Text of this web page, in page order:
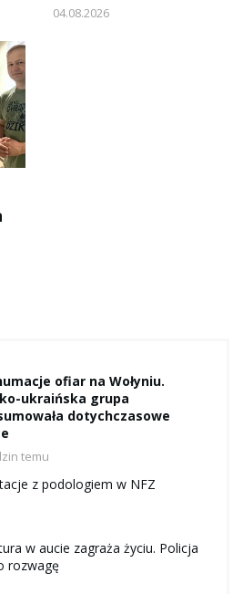
04.08.2026
ofiar na Wołyniu.
ukraińska grupa
dotychczasowe
temu
z podologiem w NFZ
w aucie zagraża życiu. Policja
rozwagę